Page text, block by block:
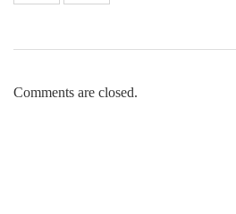
Comments are closed.